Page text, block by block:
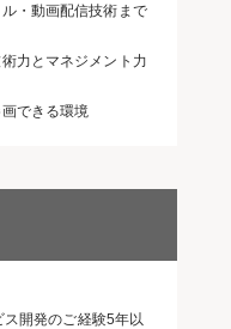
・動画配信技術まで
力とマネジメント力
できる環境
開発のご経験5年以